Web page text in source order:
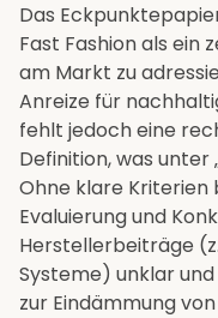
Das
Fast Fashion als ein
am Markt zu
Anreize für
fehlt jedoch eine
Definition, was unter
Ohne klare Kriterien
Evaluierung und
Herstellerbeiträge
Systeme) unklar
zur Eindämmung